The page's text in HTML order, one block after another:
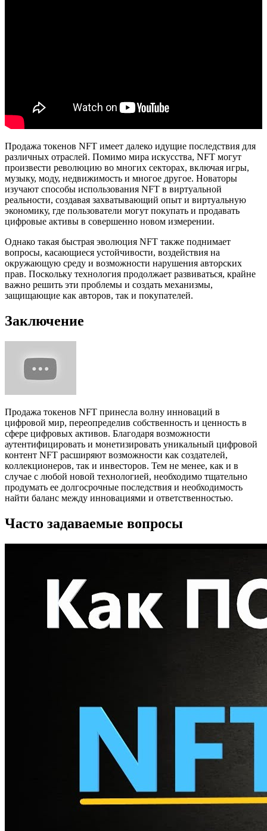
Продажа токенов NFT имеет далеко идущие последствия для
различных отраслей. Помимо мира искусства, NFT могут
произвести революцию во многих секторах, включая игры,
музыку, моду, недвижимость и многое другое. Новаторы
изучают способы использования NFT в виртуальной
реальности, создавая захватывающий опыт и виртуальную
экономику, где пользователи могут покупать и продавать
цифровые активы в совершенно новом измерении.
Однако такая быстрая эволюция NFT также поднимает
вопросы, касающиеся устойчивости, воздействия на
окружающую среду и возможности нарушения авторских
прав. Поскольку технология продолжает развиваться, крайне
важно решить эти проблемы и создать механизмы,
защищающие как авторов, так и покупателей.
Заключение
Продажа токенов NFT принесла волну инноваций в
цифровой мир, переопределив собственность и ценность в
сфере цифровых активов. Благодаря возможности
аутентифицировать и монетизировать уникальный цифровой
контент NFT расширяют возможности как создателей,
коллекционеров, так и инвесторов. Тем не менее, как и в
случае с любой новой технологией, необходимо тщательно
продумать ее долгосрочные последствия и необходимость
найти баланс между инновациями и ответственностью.
Часто задаваемые вопросы